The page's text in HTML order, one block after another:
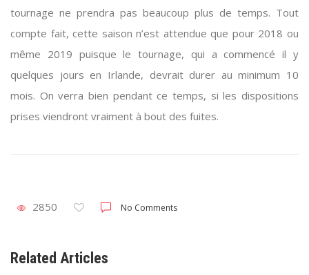
tournage ne prendra pas beaucoup plus de temps. Tout
compte fait, cette saison n’est attendue que pour 2018 ou
même 2019 puisque le tournage, qui a commencé il y
quelques jours en Irlande, devrait durer au minimum 10
mois. On verra bien pendant ce temps, si les dispositions
prises viendront vraiment à bout des fuites.
2850 No Comments
Related Articles